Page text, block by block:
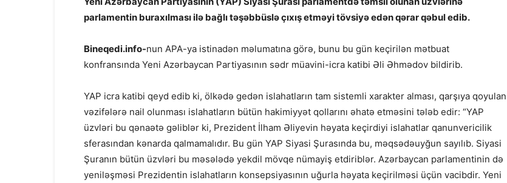
parlamentin buraxılması ilə bağlı təşəbbüslə çıxış etməyi tövsiyə edən qərar qəbul edib.
Bineqedi.info-nun APA-ya istinadən məlumatına görə, bunu bu gün keçirilən mətbuat
konfransında Yeni Azərbaycan Partiyasının sədr müavini-icra katibi Əli Əhmədov bildirib.
YAP icra katibi qeyd edib ki, ölkədə gedən islahatların tam sistemli xarakter alması, qarşıya qoyulan
vəzifələrə nail olunması islahatların bütün hakimiyyət qollarını əhatə etməsini tələb edir: “YAP
üzvləri bu qənaətə gəliblər ki, Prezident İlham Əliyevin həyata keçirdiyi islahatlar qanunvericilik
sferasından kənarda qalmamalıdır. Bu gün YAP Siyasi Şurasında bu, məqsədəuyğun sayılıb. Siyasi
Şuranın bütün üzvləri bu məsələdə yekdil mövqe nümayiş etdiriblər. Azərbaycan parlamentinin də
yeniləşməsi Prezidentin islahatların konsepsiyasının uğurla həyata keçirilməsi üçün vacibdir. Yeni